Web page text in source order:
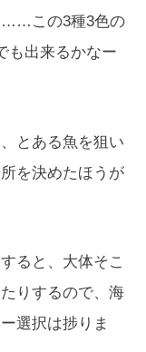
……この3種3色の
も出来るかなー
とある魚を狙い
を決めたほうが
ると、大体そこ
りするので、海
選択は捗りま